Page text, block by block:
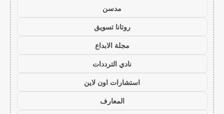
مدسن
روتانا تسويق
مجلة الابداع
نادي الترددات
استشارات اون لاين
المعارف